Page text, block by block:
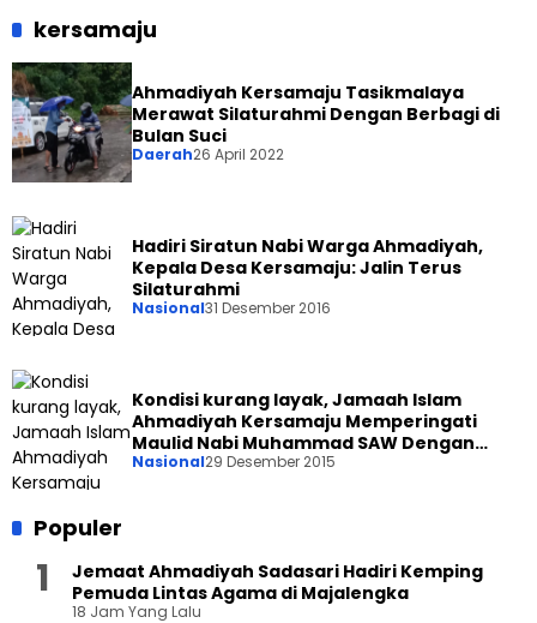
kersamaju
Ahmadiyah Kersamaju Tasikmalaya
Merawat Silaturahmi Dengan Berbagi di
Bulan Suci
Daerah26 April 2022
Hadiri Siratun Nabi Warga Ahmadiyah,
Kepala Desa Kersamaju: Jalin Terus
Silaturahmi
Nasional31 Desember 2016
Kondisi kurang layak, Jamaah Islam
Ahmadiyah Kersamaju Memperingati
Maulid Nabi Muhammad SAW Dengan
Khidmat
Nasional29 Desember 2015
Populer
Jemaat Ahmadiyah Sadasari Hadiri Kemping
Pemuda Lintas Agama di Majalengka
18 Jam Yang Lalu